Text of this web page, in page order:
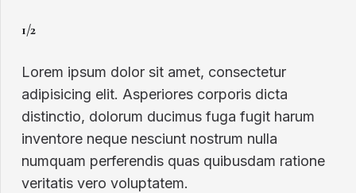
1/2
Lorem ipsum dolor sit amet, consectetur
adipisicing elit. Asperiores corporis dicta
distinctio, dolorum ducimus fuga fugit harum
inventore neque nesciunt nostrum nulla
numquam perferendis quas quibusdam ratione
veritatis vero voluptatem.